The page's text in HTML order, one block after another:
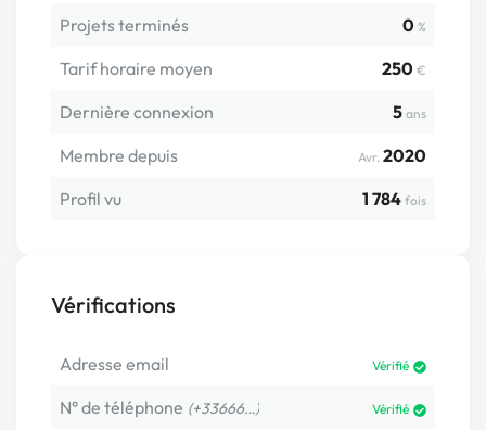
Projets terminés 0 %
Tarif horaire moyen 250 €
Dernière connexion 5 ans
Membre depuis Avr. 2020
Profil vu
1 784 fois
Vérifications
Adresse email Vérifié
N° de téléphone (+33666…) Vérifié